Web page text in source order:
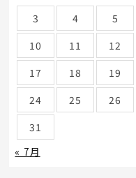
3
4 5
10
11 12
17
18 19
24
25 26
31
« 7月